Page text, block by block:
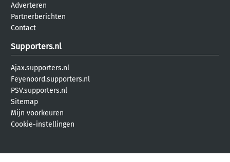
Adverteren
Partnerberichten
Contact
Supporters.nl
Ajax.supporters.nl
Feyenoord.supporters.nl
PSV.supporters.nl
Sitemap
Mijn voorkeuren
Cookie-instellingen